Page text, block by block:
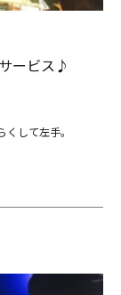
ービス♪
して左手。